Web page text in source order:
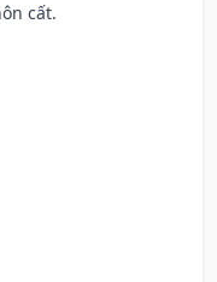
cất.